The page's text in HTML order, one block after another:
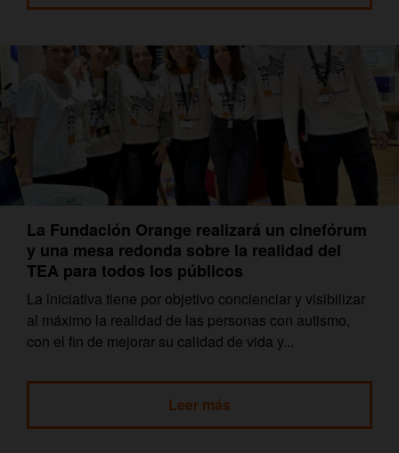
La Fundación Orange realizará un cinefórum
y una mesa redonda sobre la realidad del
TEA para todos los públicos
La iniciativa tiene por objetivo concienciar y visibilizar
al máximo la realidad de las personas con autismo,
con el fin de mejorar su calidad de vida y...
Leer más